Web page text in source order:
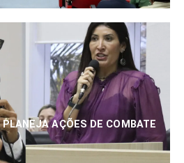
AÇÕES DE COMBATE